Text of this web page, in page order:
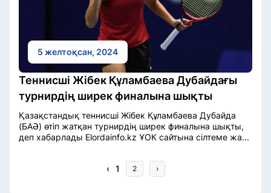
5 желтоқсан, 2024
Теннисші Жібек Құламбаева Дубайдағы
турнирдің ширек финалына шықты
Қазақстандық теннисші Жібек Құламбаева Дубайда
(БАӘ) өтіп жатқан турнирдің ширек финалына шықты,
деп хабарлады Elordainfo.kz ҰОК сайтына сілтеме жа...
‹ 1 2 ›